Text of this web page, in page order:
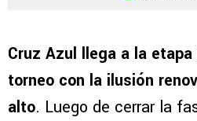
Cruz Azul llega a la
torneo con la ilusión
alto. Luego de cerrar la